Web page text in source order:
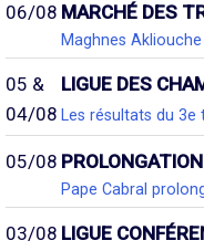
06/08 MARCHÉ DES
Maghnes
05 &
04/08
LIGUE DES
Les résultats du 3e
05/08
Pape Cabral
03/08 LIGUE